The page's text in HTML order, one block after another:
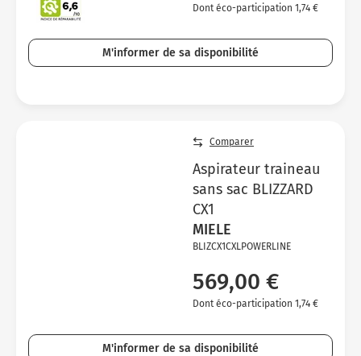
Dont éco-participation 1,74 €
M'informer de sa disponibilité
Comparer
Aspirateur traineau
sans sac BLIZZARD
CX1
MIELE
BLIZCX1CXLPOWERLINE
569,00 €
Dont éco-participation 1,74 €
M'informer de sa disponibilité